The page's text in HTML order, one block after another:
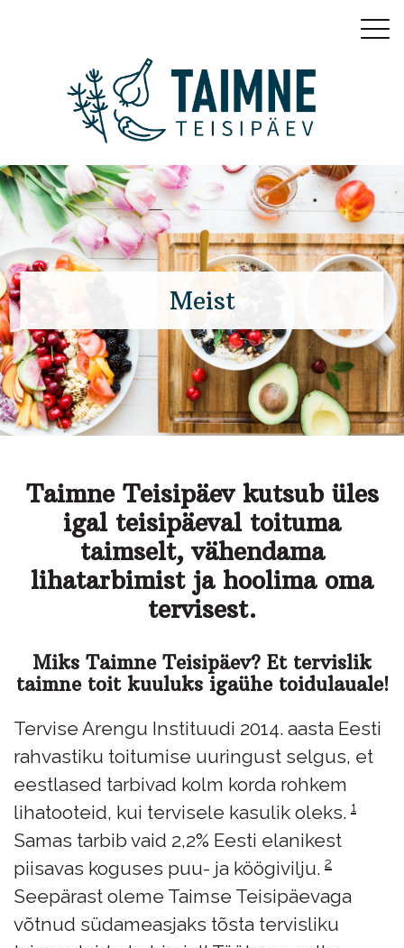
Meist
Taimne Teisipäev kutsub üles
igal teisipäeval toituma
taimselt, vähendama
lihatarbimist ja hoolima oma
tervisest.
Miks Taimne Teisipäev? Et tervislik
taimne toit kuuluks igaühe toidulauale!
Tervise Arengu Instituudi 2014. aasta Eesti
rahvastiku toitumise uuringust selgus, et
eestlased tarbivad kolm korda rohkem
lihatooteid, kui tervisele kasulik oleks. ¹
Samas tarbib vaid 2,2% Eesti elanikest
piisavas koguses puu- ja köögivilju. ²
Seepärast oleme Taimse Teisipäevaga
võtnud südameasjaks tõsta tervisliku